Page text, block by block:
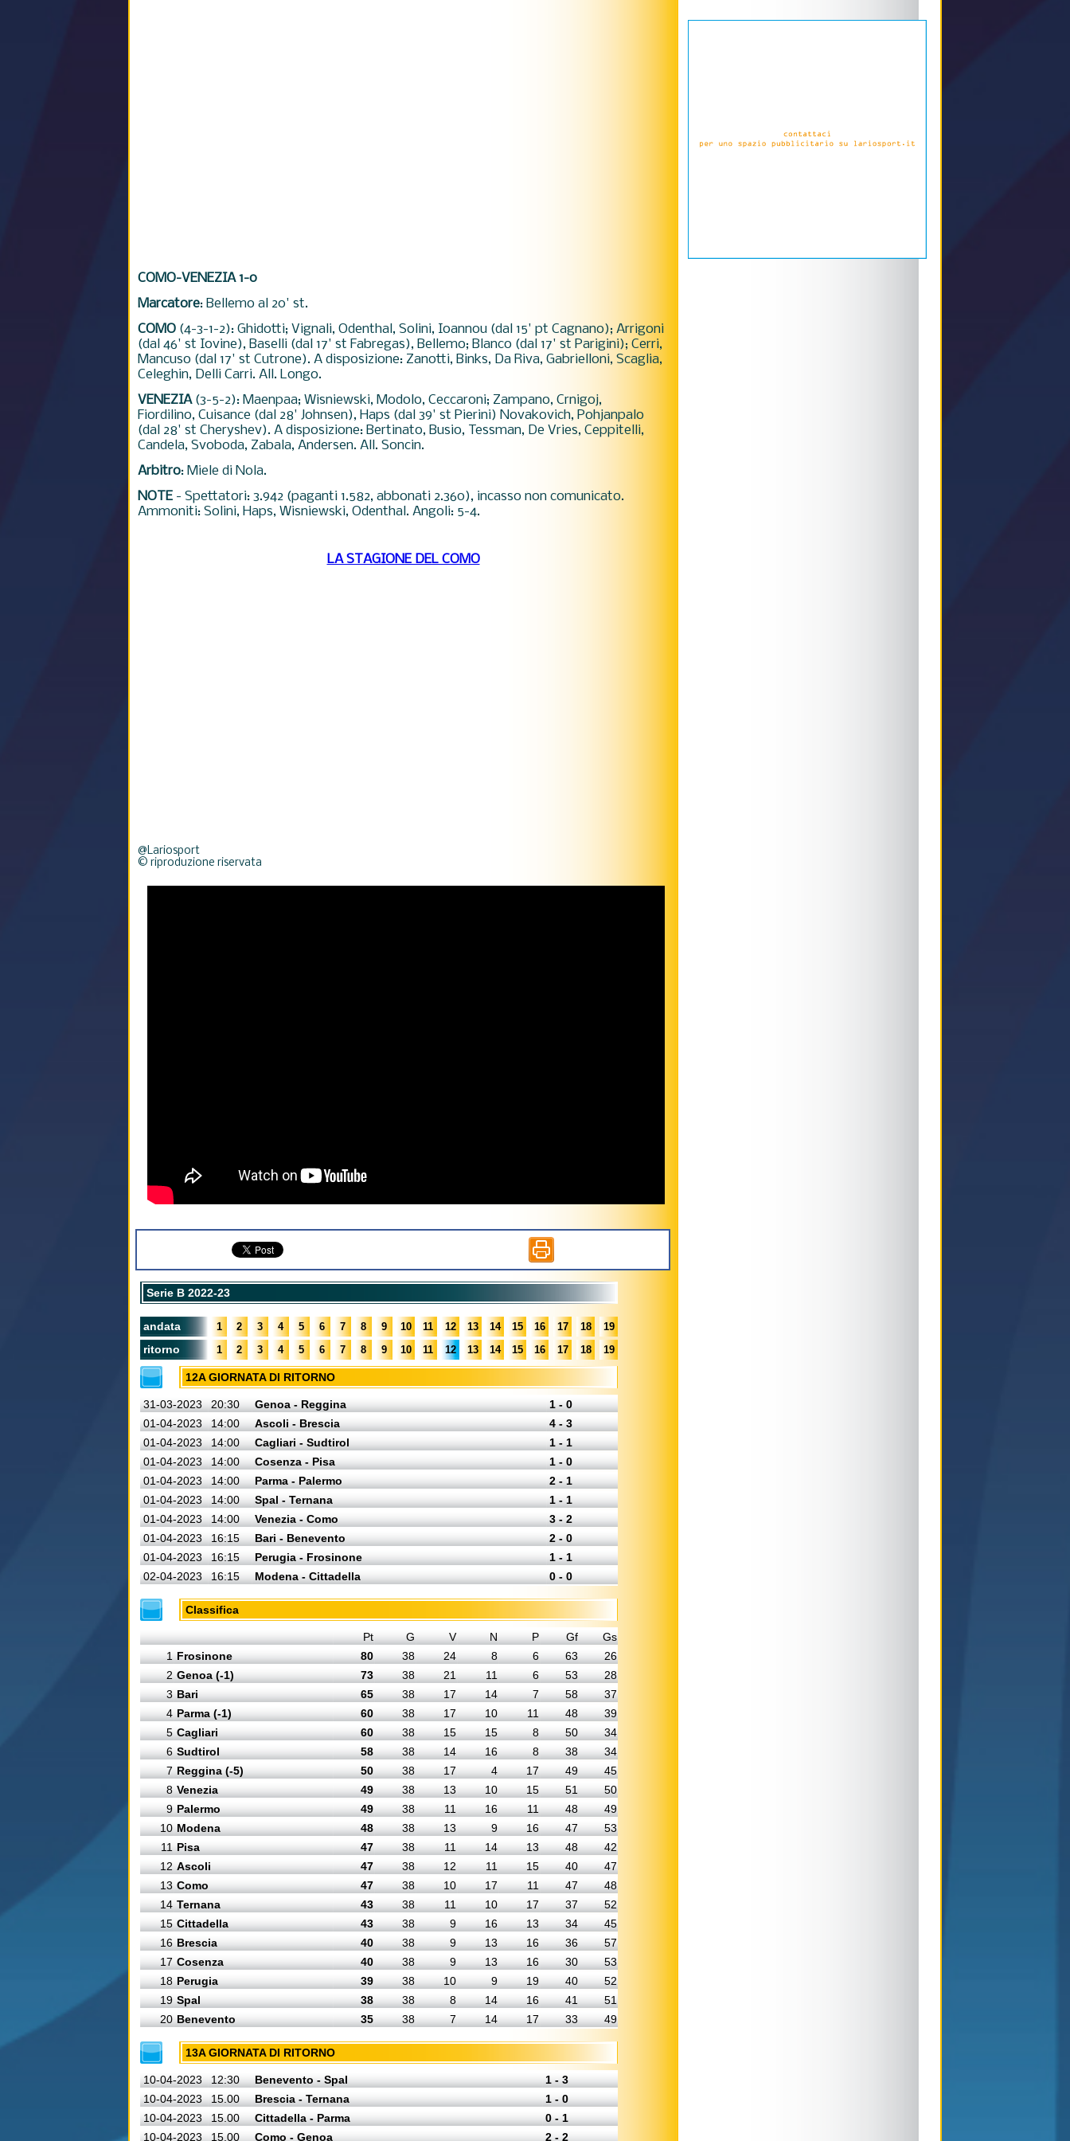
COMO-VENEZIA 1-0
Marcatore: Bellemo al 20' st.
COMO (4-3-1-2): Ghidotti; Vignali, Odenthal, Solini, Ioannou (dal 15' pt Cagnano); Arrigoni
(dal 46' st Iovine), Baselli (dal 17' st Fabregas), Bellemo; Blanco (dal 17' st Parigini); Cerri,
Mancuso (dal 17' st Cutrone). A disposizione: Zanotti, Binks, Da Riva, Gabrielloni, Scaglia,
Celeghin, Delli Carri. All. Longo.
VENEZIA(3-5-2): Maenpaa; Wisniewski, Modolo, Ceccaroni; Zampano, Crnigoj,
Fiordilino, Cuisance (dal 28' Johnsen), Haps (dal 39' st Pierini) Novakovich, Pohjanpalo
(dal 28' st Cheryshev). A disposizione: Bertinato, Busio, Tessman, De Vries, Ceppitelli,
Candela, Svoboda, Zabala, Andersen. All. Soncin.
Arbitro: Miele di Nola.
NOTE - Spettatori: 3.942 (paganti 1.582, abbonati 2.360), incasso non comunicato.
Ammoniti: Solini, Haps, Wisniewski, Odenthal. Angoli: 5-4.
LA STAGIONE DEL COMO
@Lariosport
© riproduzione riservata
Serie B 2022-23
andata 1 2 3 4 5 6 7 8 9 10 11 12 13 14 15 16 17 18 19
ritorno 1 2 3 4 5 6 7 8 9 10 11 12 13 14 15 16 17 18 19
12A GIORNATA DI RITORNO
31-03-2023 20:30 Genoa - Reggina
1 - 0
01-04-2023
14:00 Ascoli - Brescia
4 - 3
01-04-2023
14:00 Cagliari - Sudtirol
1 - 1
01-04-2023
14:00 Cosenza - Pisa
1 - 0
01-04-2023
14:00 Parma - Palermo
2 - 1
01-04-2023
14:00 Spal - Ternana
1 - 1
01-04-2023
14:00 Venezia - Como
3 - 2
01-04-2023
16:15 Bari - Benevento
2 - 0
01-04-2023
16:15 Perugia - Frosinone
1 - 1
02-04-2023
16:15 Modena - Cittadella 0 - 0
Classifica
Pt G V N P Gf
Gs
1 Frosinone 80 38 24 8 6 63
26
2 Genoa (-1) 73 38 21 11 6 53
28
3 Bari 65 38 17 14 7 58
37
4 Parma (-1) 60 38 17 10 11 48
39
5 Cagliari 60 38 15 15 8 50
34
6 Sudtirol 58 38 14 16 8 38
34
7 Reggina (-5) 50 38 17 4 17 49
45
8 Venezia 49 38 13 10 15 51
50
9 Palermo 49 38 11 16 11 48
49
10 Modena 48 38 13 9 16 47
53
11 Pisa 47 38 11 14 13 48
42
12 Ascoli 47 38 12 11 15 40
47
13 Como 47 38 10 17 11 47
48
14 Ternana 43 38 11 10 17 37
52
15 Cittadella 43 38 9 16 13 34
45
16 Brescia 40 38 9 13 16 36
57
17 Cosenza 40 38 9 13 16 30
53
18 Perugia 39 38 10 9 19 40
52
19 Spal 38 38 8 14 16 41
51
20 Benevento 35 38 7 14 17 33 49
13A GIORNATA DI RITORNO
10-04-2023 12:30 Benevento - Spal
1 - 3
10-04-2023
15.00 Brescia - Ternana
1 - 0
10-04-2023
15.00 Cittadella - Parma
0 - 1
10-04-2023
15.00 Como - Genoa 2 - 2